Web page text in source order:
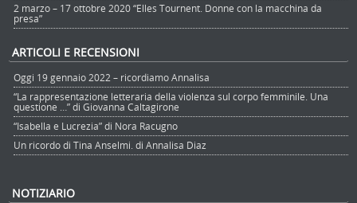
2 marzo – 17 ottobre 2020 “Elles Tournent. Donne con la macchina da
presa”
ARTICOLI E RECENSIONI
Oggi 19 gennaio 2022 – ricordiamo Annalisa
“La rappresentazione letteraria della violenza sul corpo femminile. Una
questione …” di Giovanna Caltagirone
“Isabella e Lucrezia” di Nora Racugno
Un ricordo di Tina Anselmi. di Annalisa Diaz
NOTIZIARIO